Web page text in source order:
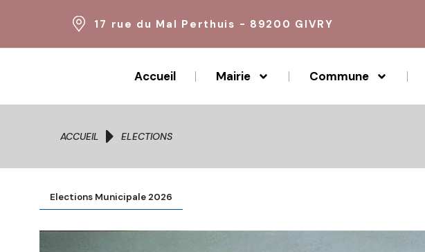
17 rue du Mal Perthuis - 89200 GIVRY
Accueil Mairie Commune
Vous êtes ici :
ACCUEIL ELECTIONS
Elections Municipale 2026